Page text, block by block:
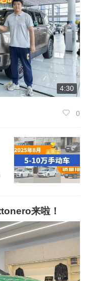
横贯天际一体式
门把手，尽显东
慧投影大灯首创
明，并首创侧向
率与对比度相较
4:30
0
来啦！